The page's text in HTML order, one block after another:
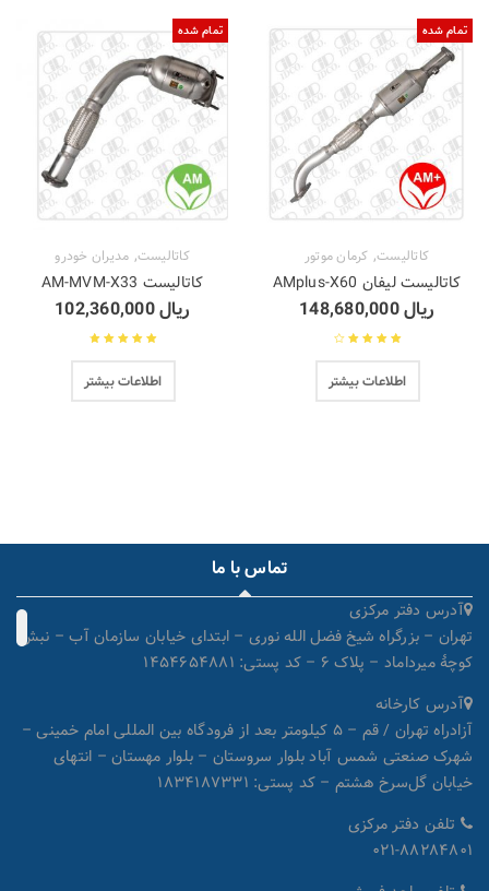
تمام شده
کاتالیست, کرمان موتور
کاتالیست لیفان AMplus-X60
ریال148,680,000
5
اطلاعات بیشتر
تمام شده
کاتالیست, مدیران خودرو
کاتالیست AM-MVM-X33
ریال102,360,000
5
اطلاعات بیشتر
تماس با ما
آدرس دفتر مرکزی
تهران – بزرگراه شیخ فضل الله نوری – ابتدای خیابان سازمان آب – نبش
کوچۀ میرداماد – پلاک ۶ – کد پستی: ۱۴۵۴۶۵۴۸۸۱
آدرس کارخانه
آزادراه تهران / قم – ۵ کیلومتر بعد از فرودگاه بین المللی امام خمینی –
شهرک صنعتی شمس آباد بلوار سروستان – بلوار مهستان – انتهای
خیابان گل‌سرخ هشتم – کد پستی: ۱۸۳۴۱۸۷۳۳۱
تلفن دفتر مرکزی
۰۲۱-۸۸۲۸۴۸۰۱